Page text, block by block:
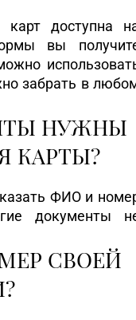
карт доступна
вы
забрать в
НУЖНЫ
КАРТЫ?
ФИО и
документы
СВОЕЙ